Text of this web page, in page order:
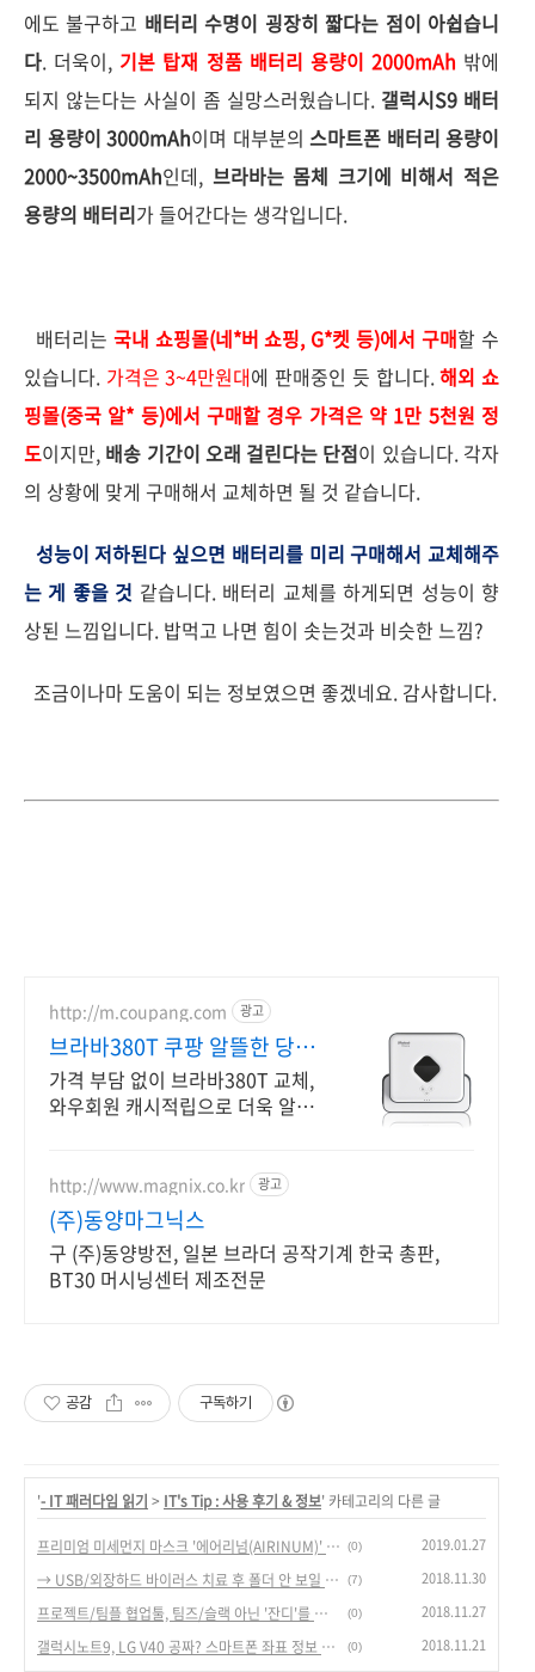
에도 불구하고 배터리 수명이 굉장히 짧다는 점이 아쉽습니
다. 더욱이, 기본 탑재 정품 배터리 용량이 2000mAh 밖에
되지 않는다는 사실이 좀 실망스러웠습니다. 갤럭시S9 배터
리 용량이 3000mAh이며 대부분의 스마트폰 배터리 용량이
2000~3500mAh인데, 브라바는 몸체 크기에 비해서 적은
용량의 배터리가 들어간다는 생각입니다.
배터리는 국내 쇼핑몰(네*버 쇼핑, G*켓 등)에서 구매할 수
있습니다. 가격은 3~4만원대에 판매중인 듯 합니다.해외 쇼
핑몰(중국 알* 등)에서 구매할 경우 가격은 약 1만 5천원 정
도이지만, 배송 기간이 오래 걸린다는 단점이 있습니다. 각자
의 상황에 맞게 구매해서 교체하면 될 것 같습니다.
성능이 저하된다 싶으면 배터리를 미리 구매해서 교체해주
는 게 좋을 것 같습니다. 배터리 교체를 하게되면 성능이 향
상된 느낌입니다. 밥먹고 나면 힘이 솟는것과 비슷한 느낌?
조금이나마 도움이 되는 정보였으면 좋겠네요. 감사합니다.
http://m.coupang.com 광고
브라바380T 쿠팡 알뜰한 당신
을 위한 선택
가격 부담 없이 브라바380T 교체,
와우회원 캐시적립으로 더욱 알뜰
http://www.magnix.co.kr 광고
(주)동양마그닉스
구 (주)동양방전, 일본 브라더 공작기계 한국 총판,
BT30 머시닝센터 제조전문
공감 구독하기
'- IT 패러다임 읽기 > IT's Tip : 사용 후기 & 정보' 카테고리의 다른 글
프리미엄 미세먼지 마스크 '에어리넘(AIRINUM)' 리뷰 - 8만원짜리 마스크의 위엄. (0) 2019.01.27
→ USB/외장하드 바이러스 치료 후 폴더 안 보일 때 해결하는 방법 (7) 2018.11.30
프로젝트/팀플 협업툴, 팀즈/슬랙 아닌 '잔디'를 쓰는 이유. (0) 2018.11.27
갤럭시노트9, LG V40 공짜? 스마트폰 좌표 정보 쉽게 알아내는 방법. (0) 2018.11.21